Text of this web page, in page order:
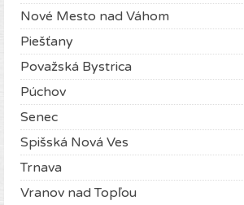
Nové Mesto nad Váhom
Piešťany
Považská Bystrica
Púchov
Senec
Spišská Nová Ves
Trnava
Vranov nad Topľou